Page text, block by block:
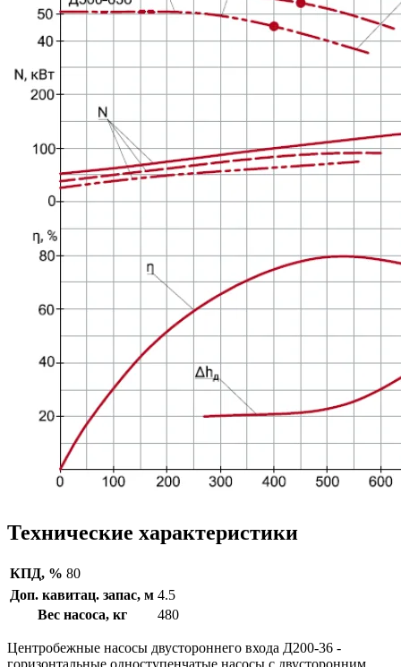
Технические характеристики
КПД, % 80
Доп. кавитац. запас, м 4.5
Вес насоса, кг
480
Центробежные насосы двустороннего входа Д200-36 -
горизонтальные одноступенчатые насосы с двусторонним